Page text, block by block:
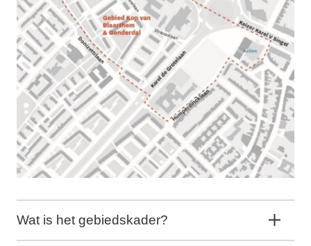
Wat is het gebiedskader?